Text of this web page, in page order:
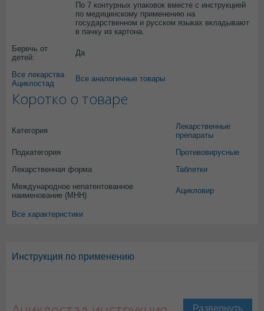
По 7 контурных упаковок вместе с инструкцией
по медицинскому применению на
государственном и русском языках вкладывают
в пачку из картона.
Беречь от
детей:
Да
Все лекарства
Ациклостад
Все аналогичные товары
Коротко о товаре
Категория
Лекарственные
препараты
Подкатегория
Противовирусные
Лекарственная форма
Таблетки
Международное непатентованное
наименование (МНН)
Ацикловир
Все характеристики
Инструкция по применению